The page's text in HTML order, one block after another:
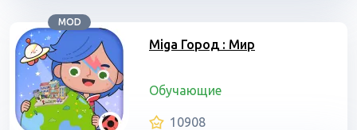
MOD
Miga Город : Мир
Обучающие
10908